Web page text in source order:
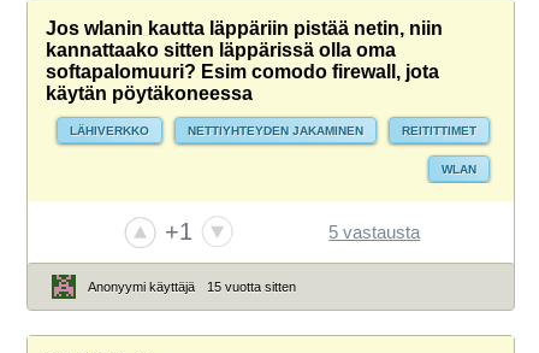
Jos wlanin kautta läppäriin pistää netin, niin
kannattaako sitten läppärissä olla oma
softapalomuuri? Esim comodo firewall, jota
käytän pöytäkoneessa
LÄHIVERKKO NETTIYHTEYDEN JAKAMINEN REITITTIMET
WLAN
+1 5 vastausta
Anonyymi käyttäjä 15 vuotta sitten